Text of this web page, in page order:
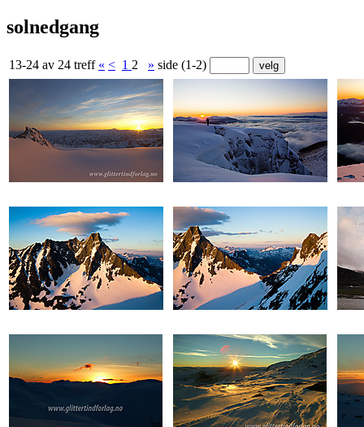
solnedgang
13-24 av 24 treff « < 1 2 » side (1-2)